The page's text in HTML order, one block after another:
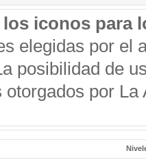
iconos para
elegidas por el
posibilidad de
otorgados por La